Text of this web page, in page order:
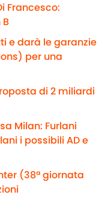
Francesco:
e darà le garanzie
per una
di 2 miliardi
Milan: Furlani
i possibili AD e
(38ª giornata